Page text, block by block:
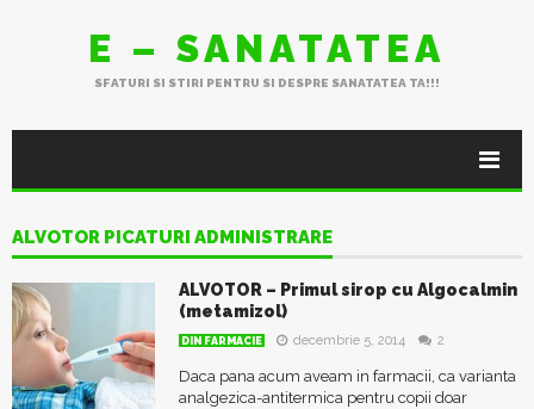
E – SANATATEA
SFATURI SI STIRI PENTRU SI DESPRE SANATATEA TA!!!
ALVOTOR PICATURI ADMINISTRARE
ALVOTOR – Primul sirop cu Algocalmin
(metamizol)
DIN FARMACIE decembrie 5, 2014 2
Daca pana acum aveam in farmacii, ca varianta
analgezica-antitermica pentru copii doar